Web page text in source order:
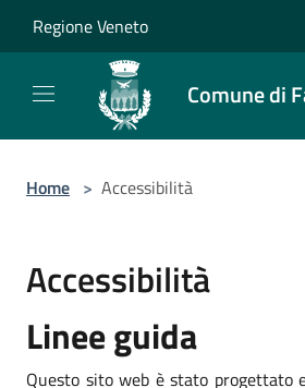
Regione Veneto
Comune di
Home > Accessibilità
Accessibilità
Linee guida
Questo sito web è stato progettato